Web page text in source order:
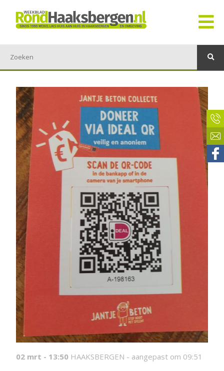
02 mrt - 13:50 HAAKSBERGEN - aangepast om 09:51